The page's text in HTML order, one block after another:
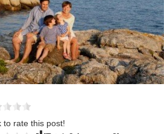
to rate this post!